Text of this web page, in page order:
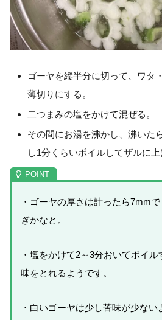
ゴーヤを縦半分に切って、ワタ
薄切りにする。
二つまみの塩をかけて混ぜる。
その間にお湯を沸かし、沸いた
し1分くらいボイルしてザルに上
・ゴーヤの厚さは計ったら7mm
ぎかなと。
・塩をかけて2～3分おいてボイ
味をとれるようです。
・白いゴーヤは少し苦味が少ない